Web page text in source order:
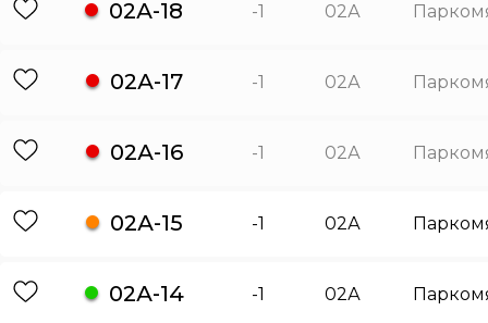
02А-18 -1 02А
02А-17 -1 02А
02А-16 -1 02А
02А-15 -1 02А
02А-14 -1 02А